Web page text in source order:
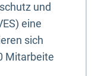
und
eine
sich
Mitarbeite